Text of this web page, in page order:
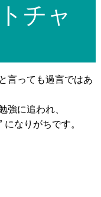
チャ
言っても過言ではあ
強に追われ、
になりがちです。